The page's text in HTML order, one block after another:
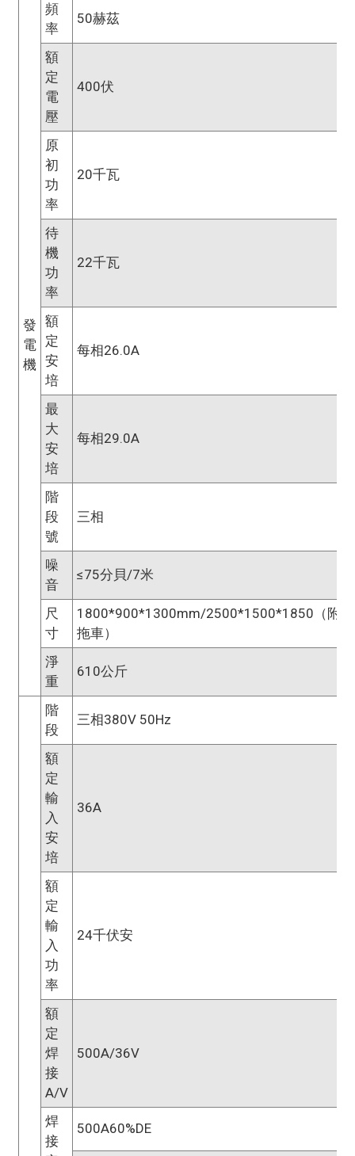
發
電
機
頻
率
50赫茲
額
定
電
壓
400伏
原
初
功
率
20千瓦
待
機
功
率
22千瓦
額
定
安
培
每相26.0A
最
大
安
培
每相29.0A
階
段
號
三相
噪
音
≤75分貝/7米
尺
寸
1800*900*1300mm/2500*1500*1850（附
拖車）
淨
重
610公斤
階
段
三相380V 50Hz
額
定
輸
入
安
培
36A
額
定
輸
入
功
率
24千伏安
額
定
焊
接
A/V
500A/36V
焊
接
500A60%DE